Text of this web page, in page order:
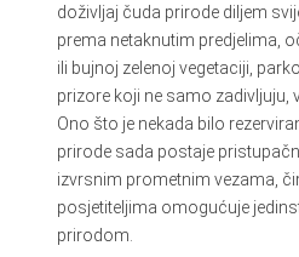
doživljaj čuda prirode diljem
prema netaknutim predjelima,
ili bujnoj zelenoj vegetaciji,
prizore koji ne samo zadivljuju,
Ono što je nekada bilo
prirode sada postaje
izvrsnim prometnim vezama,
posjetiteljima omogućuje
prirodom.